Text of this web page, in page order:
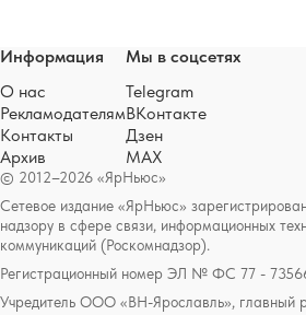
© 2012–2026 «ЯрНьюс»
Сетевое издание «ЯрНьюс»
надзору в сфере связи, информационных
коммуникаций (Роскомнадзор).
Регистрационный номер ЭЛ № ФС 77 -
Учредитель ООО «ВН-Ярославль», главный
Информация
О нас
Рекламодателям
Контакты
Архив
Мы в соцсетях
Telegram
ВКонтакте
Дзен
MAX